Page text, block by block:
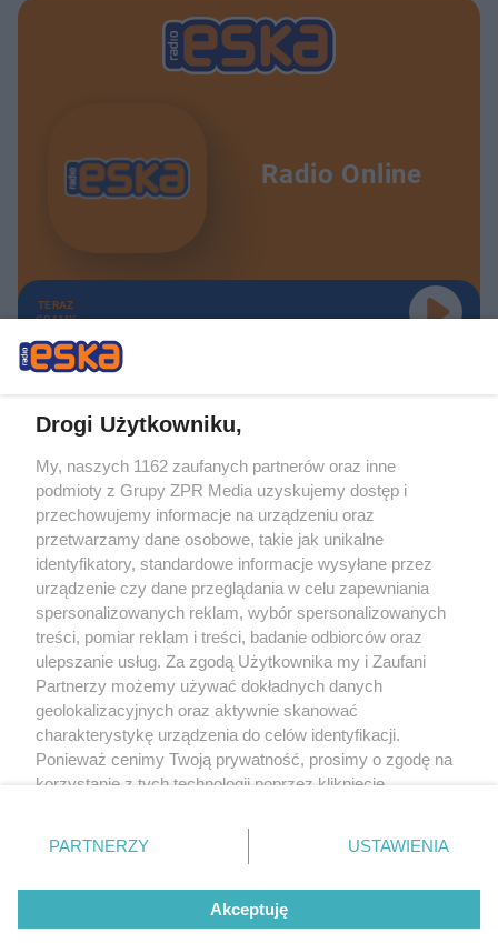
Radio Online
TERAZ
GRAMY
Żaden utwór zamieszczony w serwisie nie może być powielany i
rozpowszechniany lub dalej rozpowszechniany w jakikolwiek sposób (w
tym także elektroniczny lub mechaniczny) na jakimkolwiek polu
eksploatacji w jakiejkolwiek formie, włącznie z umieszczaniem w Internecie
bez pisemnej zgody właściciela praw. Jakiekolwiek użycie lub
wykorzystanie utworów w całości lub w części z naruszeniem prawa, tzn.
bez właściwej zgody, jest zabronione pod groźbą kary i może być ścigane
prawnie.
O nas
Drogi Użytkowniku,
My, naszych 1162 zaufanych partnerów oraz inne
podmioty z Grupy ZPR Media uzyskujemy dostęp i
przechowujemy informacje na urządzeniu oraz
przetwarzamy dane osobowe, takie jak unikalne
identyfikatory, standardowe informacje wysyłane przez
urządzenie czy dane przeglądania w celu zapewniania
spersonalizowanych reklam, wybór spersonalizowanych
treści, pomiar reklam i treści, badanie odbiorców oraz
ulepszanie usług. Za zgodą Użytkownika my i Zaufani
Partnerzy możemy używać dokładnych danych
geolokalizacyjnych oraz aktywnie skanować
charakterystykę urządzenia do celów identyfikacji.
Ponieważ cenimy Twoją prywatność, prosimy o zgodę na
korzystanie z tych technologii poprzez kliknięcie
zmienić/wycofać klikając przycisk ustawień prywatności
znajdujący się w lewym dolnym rogu strony
rodzaje przetwarzania danych nie wymagają zgody
użytkownika, ale masz prawo sprzeciwić się takiemu
przetwarzaniu. Preferencje będą miały zastosowanie tylko
PARTNERZY USTAWIENIA
Akceptuję